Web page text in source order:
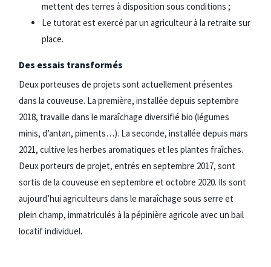
mettent des terres à disposition sous conditions ;
Le tutorat est exercé par un agriculteur à la retraite sur
place.
Des essais transformés
Deux porteuses de projets sont actuellement présentes
dans la couveuse. La première, installée depuis septembre
2018, travaille dans le maraîchage diversifié bio (légumes
minis, d’antan, piments…). La seconde, installée depuis mars
2021, cultive les herbes aromatiques et les plantes fraîches.
Deux porteurs de projet, entrés en septembre 2017, sont
sortis de la couveuse en septembre et octobre 2020. Ils sont
aujourd’hui agriculteurs dans le maraîchage sous serre et
plein champ, immatriculés à la pépinière agricole avec un bail
locatif individuel.